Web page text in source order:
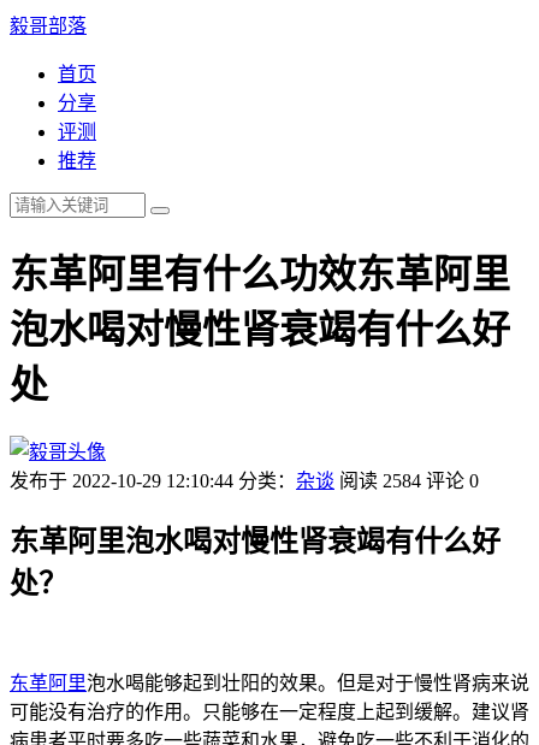
毅哥部落
首页
分享
评测
推荐
东革阿里有什么功效东革阿里
泡水喝对慢性肾衰竭有什么好
处
发布于 2022-10-29 12:10:44 分类： 杂谈 阅读 2584 评论 0
东革阿里泡水喝对慢性肾衰竭有什么好
处？
东革阿里泡水喝能够起到壮阳的效果。但是对于慢性肾病来说
可能没有治疗的作用。只能够在一定程度上起到缓解。建议肾
病患者平时要多吃一些蔬菜和水果，避免吃一些不利于消化的